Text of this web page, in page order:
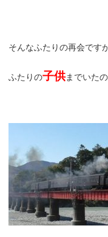
そんなふたりの再会です
ふたりの子供までいたの